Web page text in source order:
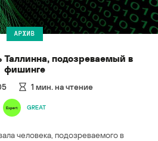
АРХИВ
подозреваемый в
фишинге
1 мин. на чтение
GREAT
человека, подозреваемого в